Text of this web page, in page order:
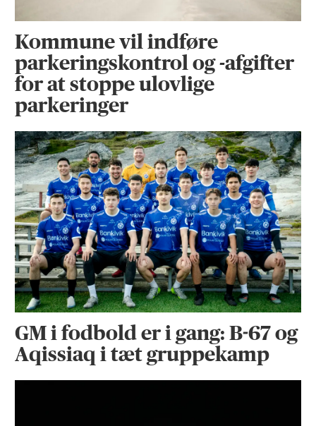
Kommune vil indføre
parkeringskontrol og -afgifter
for at stoppe ulovlige
parkeringer
GM i fodbold er i gang: B-67 og
Aqissiaq i tæt gruppekamp